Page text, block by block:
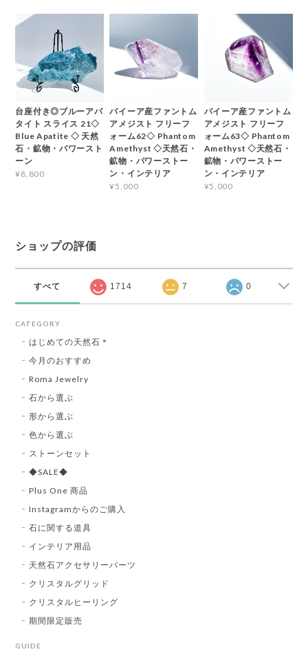
台座付き◎ブルーアパ
タイト スライス 21◇
Blue Apatite ◇ 天然
石・鉱物・パワースト
ーン
¥8,800
バイーア産ファントム
アメジスト フリーフ
ォーム62◇ Phantom
Amethyst ◇天然石・
鉱物・パワーストー
ン・インテリア
¥5,000
バイーア産ファントム
アメジスト フリーフ
ォーム63◇ Phantom
Amethyst ◇天然石・
鉱物・パワーストー
ン・インテリア
¥5,000
ショップの評価
すべて 1714 7 0
CATEGORY
はじめての天然石＊
今月のおすすめ
Roma Jewelry
石から選ぶ
形から選ぶ
色から選ぶ
ストーンセット
◆SALE◆
Plus One 商品
Instagramからのご購入
石に関する道具
インテリア用品
天然石アクセサリーパーツ
クリスタルグリッド
クリスタルヒーリング
期間限定販売
GUIDE